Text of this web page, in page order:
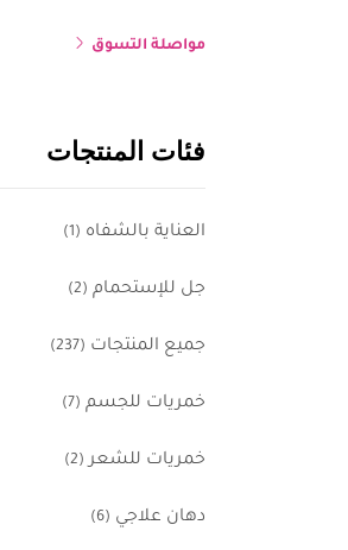
مواصلة التسوق
فئات المنتجات
العناية بالشفاه (1)
جل للإستحمام (2)
جميع المنتجات (237)
خمريات للجسم (7)
خمريات للشعر (2)
دهان علاجي (6)